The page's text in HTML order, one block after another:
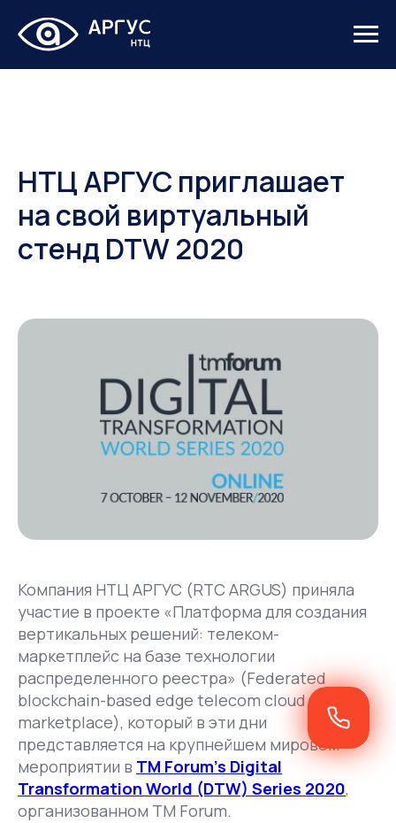
НТЦ АРГУС приглашает
на свой виртуальный
стенд DTW 2020
Компания НТЦ АРГУС (RTC ARGUS) приняла
участие в проекте «Платформа для создания
вертикальных решений: телеком-
маркетплейс на базе технологии
распределенного реестра» (Federated
blockchain-based edge telecom cloud
marketplace), который в эти дни
представляется на крупнейшем мировом
мероприятии в TM Forum’s Digital
Transformation World (DTW) Series 2020,
организованном TM Forum.